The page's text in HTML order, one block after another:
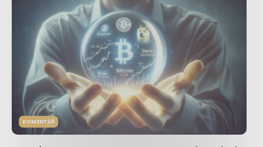
KOMENTÁŘ